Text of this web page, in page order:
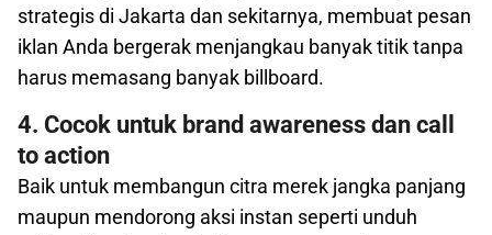
strategis di Jakarta dan sekitarnya, membuat pesan
iklan Anda bergerak menjangkau banyak titik tanpa
harus memasang banyak billboard.
4. Cocok untuk brand awareness dan call
to action
Baik untuk membangun citra merek jangka panjang
maupun mendorong aksi instan seperti unduh